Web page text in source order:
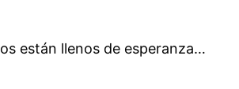
están llenos de esperanza…